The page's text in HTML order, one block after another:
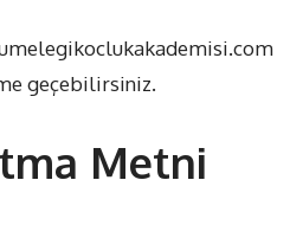
geçebilirsiniz.
Metni